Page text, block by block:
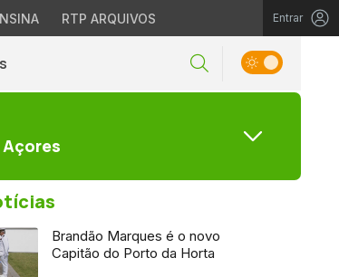
RTP ARQUIVOS Entrar
Açores
Brandão Marques é o novo
Capitão do Porto da Horta